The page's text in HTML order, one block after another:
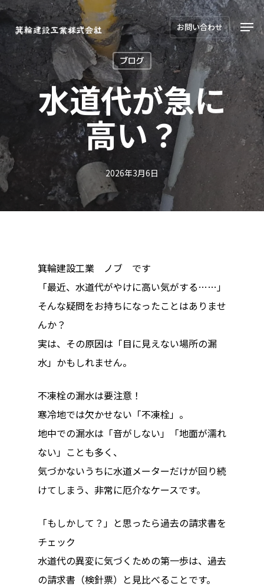
Skip
to
main
content
お問い合わせ
ブログ
水道代が急に
高い？
2026年3月6日
箕輪建設工業 ノブ です
「最近、水道代がやけに高い気がする……」
そんな疑問をお持ちになったことはありませ
んか？
実は、その原因は「目に見えない場所の漏
水」かもしれません。
不凍栓の漏水は要注意！
寒冷地では欠かせない「不凍栓」。
地中での漏水は「音がしない」「地面が濡れ
ない」ことも多く、
気づかないうちに水道メーターだけが回り続
けてしまう、非常に厄介なケースです。
「もしかして？」と思ったら過去の請求書を
チェック
水道代の異変に気づくための第一歩は、過去
の請求書（検針票）と見比べることです。